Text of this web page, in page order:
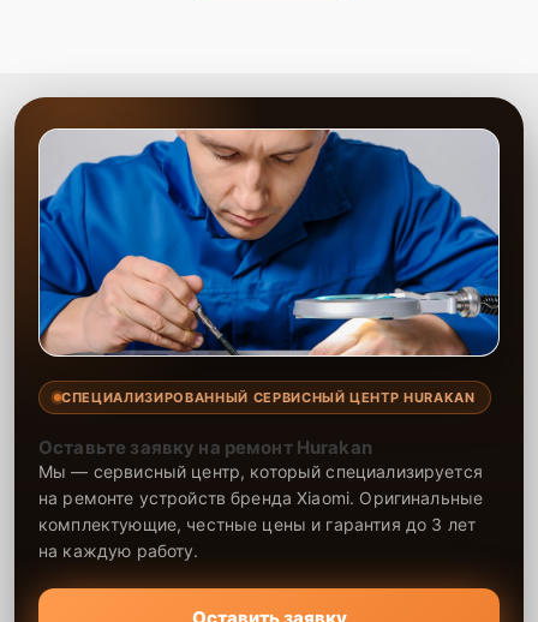
СПЕЦИАЛИЗИРОВАННЫЙ СЕРВИСНЫЙ ЦЕНТР HURAKAN
Оставьте заявку на ремонт Hurakan
Мы — сервисный центр, который специализируется
на ремонте устройств бренда Xiaomi. Оригинальные
комплектующие, честные цены и гарантия до 3 лет
на каждую работу.